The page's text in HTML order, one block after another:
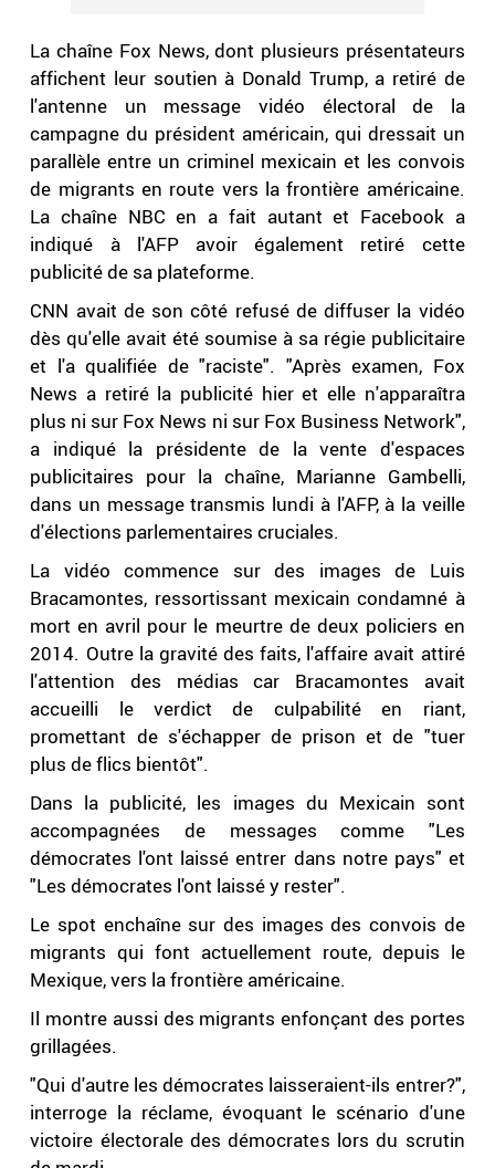
La chaîne Fox News, dont plusieurs présentateurs
affichent leur soutien à Donald Trump, a retiré de
l'antenne un message vidéo électoral de la
campagne du président américain, qui dressait un
parallèle entre un criminel mexicain et les convois
de migrants en route vers la frontière américaine.
La chaîne NBC en a fait autant et Facebook a
indiqué à l'AFP avoir également retiré cette
publicité de sa plateforme.
CNN avait de son côté refusé de diffuser la vidéo
dès qu'elle avait été soumise à sa régie publicitaire
et l'a qualifiée de "raciste". "Après examen, Fox
News a retiré la publicité hier et elle n'apparaîtra
plus ni sur Fox News ni sur Fox Business Network",
a indiqué la présidente de la vente d'espaces
publicitaires pour la chaîne, Marianne Gambelli,
dans un message transmis lundi à l'AFP, à la veille
d'élections parlementaires cruciales.
La vidéo commence sur des images de Luis
Bracamontes, ressortissant mexicain condamné à
mort en avril pour le meurtre de deux policiers en
2014. Outre la gravité des faits, l'affaire avait attiré
l'attention des médias car Bracamontes avait
accueilli le verdict de culpabilité en riant,
promettant de s'échapper de prison et de "tuer
plus de flics bientôt".
Dans la publicité, les images du Mexicain sont
accompagnées de messages comme "Les
démocrates l'ont laissé entrer dans notre pays" et
"Les démocrates l'ont laissé y rester".
Le spot enchaîne sur des images des convois de
migrants qui font actuellement route, depuis le
Mexique, vers la frontière américaine.
Il montre aussi des migrants enfonçant des portes
grillagées.
"Qui d'autre les démocrates laisseraient-ils entrer?",
interroge la réclame, évoquant le scénario d'une
victoire électorale des démocrates lors du scrutin